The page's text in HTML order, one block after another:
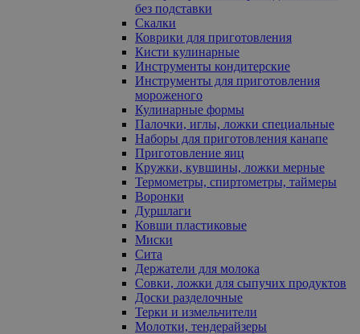
без подставки
Скалки
Коврики для приготовления
Кисти кулинарные
Инструменты кондитерские
Инструменты для приготовления
мороженого
Кулинарные формы
Палочки, иглы, ложки специальные
Наборы для приготовления канапе
Приготовление яиц
Кружки, кувшины, ложки мерные
Термометры, спиртометры, таймеры
Воронки
Дуршлаги
Ковши пластиковые
Миски
Сита
Держатели для молока
Совки, ложки для сыпучих продуктов
Доски разделочные
Терки и измельчители
Молотки, тендерайзеры